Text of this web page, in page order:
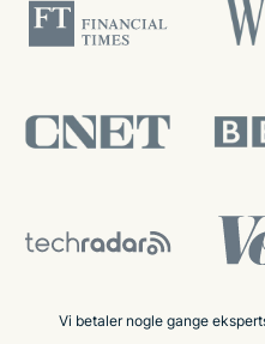
Vi betaler nogle gange